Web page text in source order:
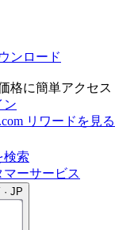
ンロード
格に簡単アクセス
ン
リワードを見る
検索
マーサービス
· JP